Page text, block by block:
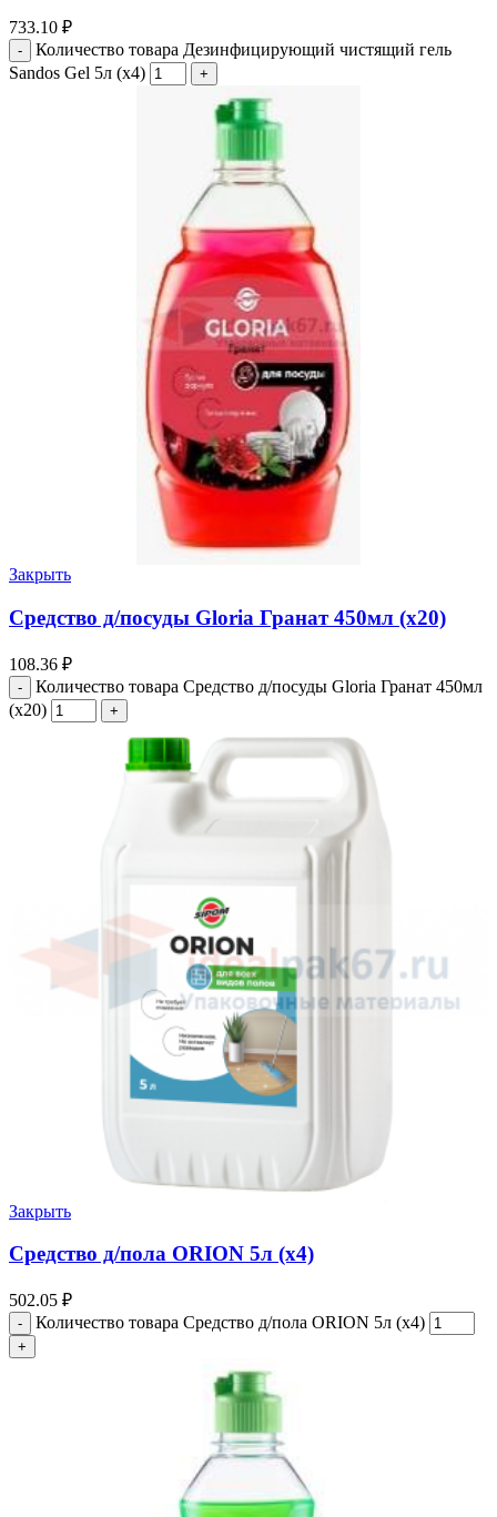
733.10 ₽
Количество товара Дезинфицирующий чистящий гель
Sandos Gel 5л (х4)
Закрыть
Средство д/посуды Gloria Гранат 450мл (х20)
108.36 ₽
Количество товара Средство д/посуды Gloria Гранат 450мл
(х20)
Закрыть
Средство д/пола ORION 5л (х4)
502.05 ₽
Количество товара Средство д/пола ORION 5л (х4)